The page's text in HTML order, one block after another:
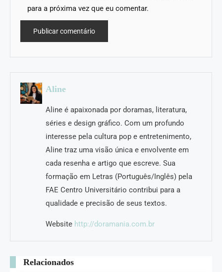
para a próxima vez que eu comentar.
Aline
Aline é apaixonada por doramas, literatura,
séries e design gráfico. Com um profundo
interesse pela cultura pop e entretenimento,
Aline traz uma visão única e envolvente em
cada resenha e artigo que escreve. Sua
formação em Letras (Português/Inglês) pela
FAE Centro Universitário contribui para a
qualidade e precisão de seus textos.
Website http://doramania.com.br
Relacionados